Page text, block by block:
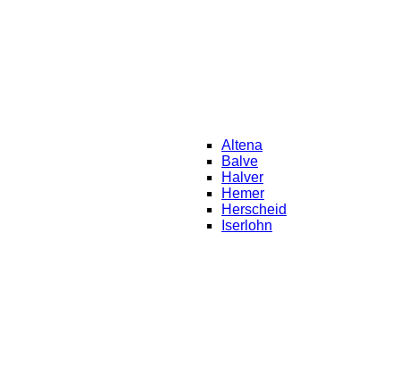
Altena
Balve
Halver
Hemer
Herscheid
Iserlohn